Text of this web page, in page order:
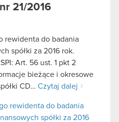
21/2016
rewidenta do badania
spółki za 2016 rok.
Art. 56 ust. 1 pkt 2
bieżące i okresowe
CD… Czytaj dalej
rewidenta do badania
spółki za 2016